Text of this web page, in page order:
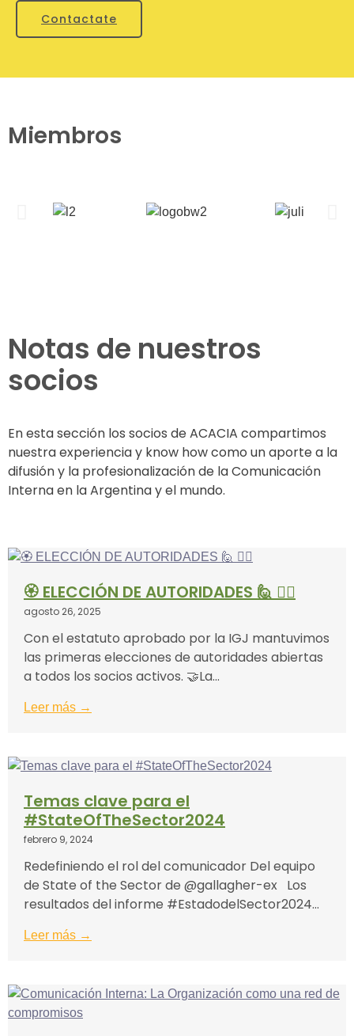
Contactate
Miembros
Notas de nuestros
socios
En esta sección los socios de ACACIA compartimos
nuestra experiencia y know how como un aporte a la
difusión y la profesionalización de la Comunicación
Interna en la Argentina y el mundo.
🏵 ELECCIÓN DE AUTORIDADES 🙋 🙋‍♂
agosto 26, 2025
Con el estatuto aprobado por la IGJ mantuvimos
las primeras elecciones de autoridades abiertas
a todos los socios activos. 🤝La...
Leer más →
Temas clave para el
#StateOfTheSector2024
febrero 9, 2024
Redefiniendo el rol del comunicador Del equipo
de State of the Sector de @gallagher-ex Los
resultados del informe #EstadodelSector2024...
Leer más →